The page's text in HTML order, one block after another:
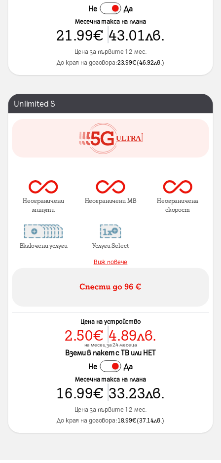
Не Да
Месечна такса на плана
21.99€ 43.01лв.
Цена за първите 12 мес.
До края на договора:23.99€(46.92лв.)
Unlimited S
Неограничени
минути
Неограничени MB Неограничена
скорост
Включени услуги Услуги Select
Виж повече
Цена на устройство
2.50€ 4.89лв.
на месец за 24 месеца
Вземи в пакет с ТВ или НЕТ
Не Да
Месечна такса на плана
16.99€ 33.23лв.
Цена за първите 12 мес.
До края на договора:18.99€(37.14лв.)